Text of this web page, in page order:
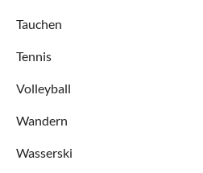
Tauchen
Tennis
Volleyball
Wandern
Wasserski